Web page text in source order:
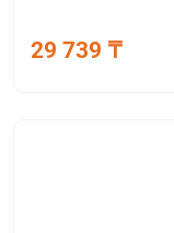
29 739 ₸